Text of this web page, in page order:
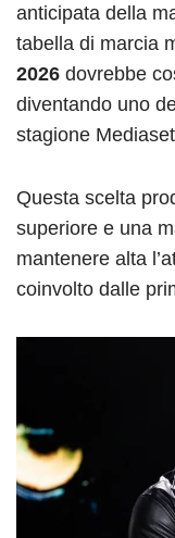
anticipata della
tabella di marcia
2026 dovrebbe
diventando uno
stagione
Questa scelta
superiore e una
mantenere alta
coinvolto dalle